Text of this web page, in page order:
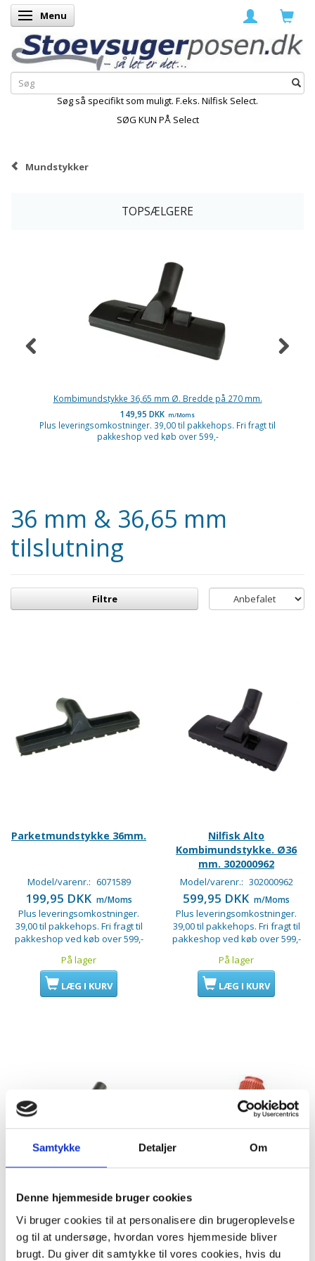
Samtykke Detaljer Om
Denne hjemmeside bruger cookies
Vi bruger cookies til at personalisere din brugeroplevelse
og til at undersøge, hvordan vores hjemmeside bliver
brugt. Du giver dit samtykke til vores cookies, hvis du
Skifte navigation
Menu
Søg så specifikt som muligt. F.eks. Nilfisk Select.
SØG KUN PÅ Select
Mundstykker
TOPSÆLGERE
Kombimundstykke 36,65 mm Ø. Bredde på 270 mm.
149,95 DKK m/Moms
Plus leveringsomkostninger. 39,00 til pakkehops. Fri fragt til
pakkeshop ved køb over 599,-
36 mm & 36,65 mm
tilslutning
Filtre
Parketmundstykke 36mm.
Model/varenr.: 6071589
199,95 DKK m/Moms
Plus leveringsomkostninger.
39,00 til pakkehops. Fri fragt til
pakkeshop ved køb over 599,-
På lager
LÆG I KURV
Nilfisk Alto
Kombimundstykke. Ø36
mm. 302000962
Model/varenr.: 302000962
599,95 DKK m/Moms
Plus leveringsomkostninger.
39,00 til pakkehops. Fri fragt til
pakkeshop ved køb over 599,-
På lager
LÆG I KURV
Nilfisk Våd & Tør
mundstykke 36 mm Ø.
81943049
Fløjsmundstykke
Universal